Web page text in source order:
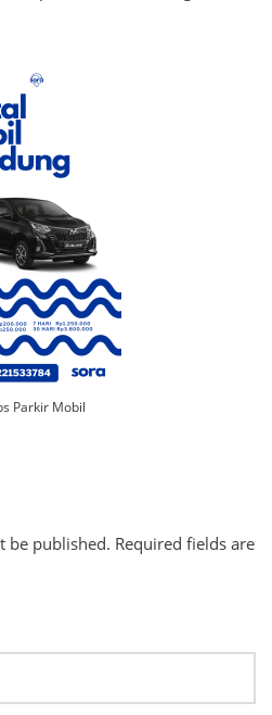
Parkir Mobil
be published. Required fields are